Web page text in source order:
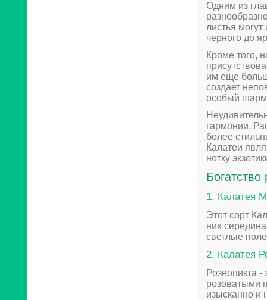
Одним из
листья
черного до
Кроме того,
им еще
создает
особый
гармонии.
более
Калатеи
нотку
1. Калатея
Этот сорт
них
светлые
2. Калатея
Розеопикта
розоватыми
изысканно и